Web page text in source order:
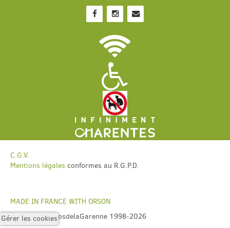
C.G.V.
Mentions légales conformes au R.G.P.D.
MADE IN FRANCE WITH ORSON
Copyright ©ClosdelaGarenne 1998-2026
Gérer les cookies